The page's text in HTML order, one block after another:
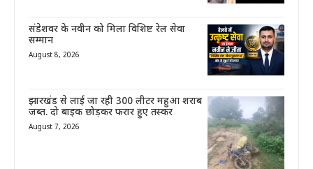
संडेशवर के नवीन को मिला विशिष्ट रेल सेवा
सम्मान
August 8, 2026
झारखंड से लाई जा रही 300 लीटर महुआ शराब
जब्त. दो बाइक छोड़कर फरार हुए तस्कर
August 7, 2026